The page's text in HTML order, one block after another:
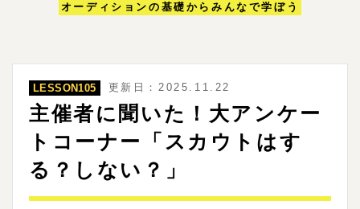
オーディションの基礎からみんなで学ぼう
LESSON105 更新日：2025.11.22
主催者に聞いた！大アンケー
トコーナー「スカウトはす
る？しない？」